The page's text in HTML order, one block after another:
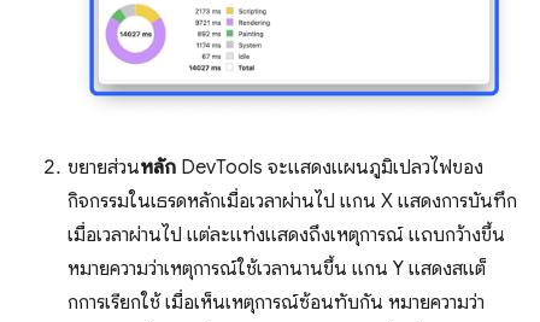
ขยายส่วนหลัก DevTools จะแสดงแผนภูมิเปลวไฟของ
กิจกรรมในเธรดหลักเมื่อเวลาผ่านไป แกน X แสดงการบันทึก
เมื่อเวลาผ่านไป แต่ละแท่งแสดงถึงเหตุการณ์ แถบกว้างขึ้น
หมายความว่าเหตุการณ์ใช้เวลานานขึ้น แกน Y แสดงสแต็
กการเรียกใช้ เมื่อเห็นเหตุการณ์ซ้อนทับกัน หมายความว่า